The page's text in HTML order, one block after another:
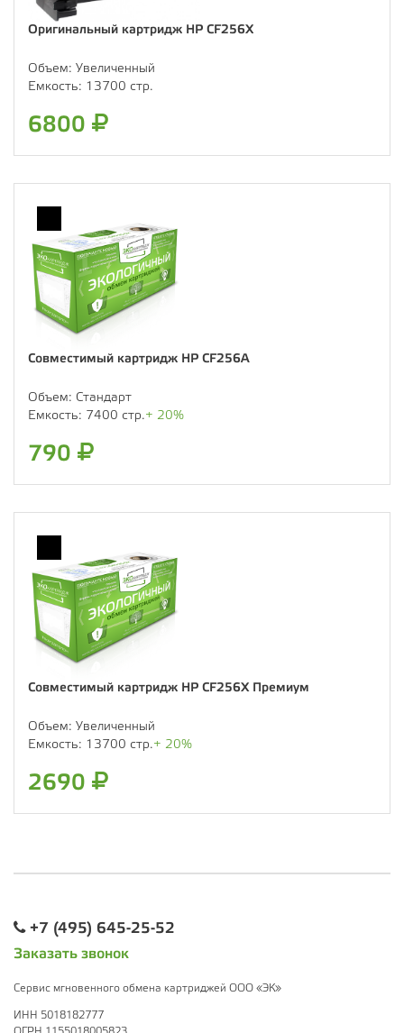
Оригинальный картридж HP CF256X
Объем: Увеличенный
Емкость: 13700 стр.
6800
Совместимый картридж HP CF256A
Объем: Стандарт
Емкость:
7400 стр.+ 20%
790
Совместимый картридж HP CF256X Премиум
Объем: Увеличенный
Емкость: 13700 стр.+ 20%
2690
+7 (495) 645-25-52
Заказать звонок
Сервис мгновенного обмена картриджей ООО «ЭК»
ИНН 5018182777